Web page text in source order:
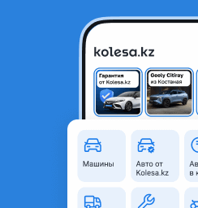
Mazda 6 2003 года
Объявление находится в